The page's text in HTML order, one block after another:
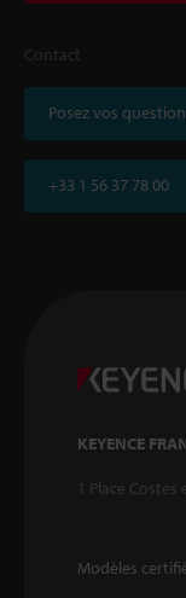
Contact
Posez vos
+33 1 56 37 78 00
KEYENCE
1 Place
Modèles